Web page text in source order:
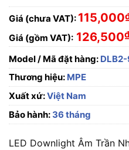
Giá (chưa VAT): 115,000
Giá (gồm VAT): 126,500
Model / Mã đặt hàng:
Thương hiệu: MPE
Xuất xứ:Việt Nam
Bảo hành: 36 tháng
LED Downlight Âm Trần